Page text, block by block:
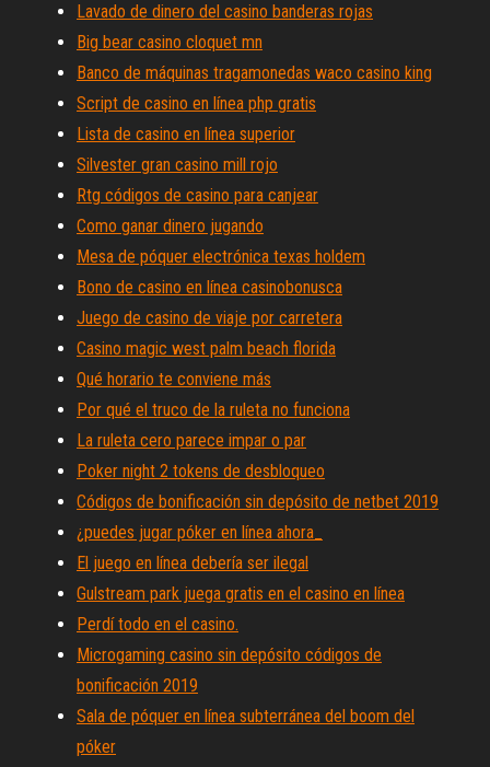
Lavado de dinero del casino banderas rojas
Big bear casino cloquet mn
Banco de máquinas tragamonedas waco casino king
Script de casino en línea php gratis
Lista de casino en línea superior
Silvester gran casino mill rojo
Rtg códigos de casino para canjear
Como ganar dinero jugando
Mesa de póquer electrónica texas holdem
Bono de casino en línea casinobonusca
Juego de casino de viaje por carretera
Casino magic west palm beach florida
Qué horario te conviene más
Por qué el truco de la ruleta no funciona
La ruleta cero parece impar o par
Poker night 2 tokens de desbloqueo
Códigos de bonificación sin depósito de netbet 2019
¿puedes jugar póker en línea ahora_
El juego en línea debería ser ilegal
Gulstream park juega gratis en el casino en línea
Perdí todo en el casino.
Microgaming casino sin depósito códigos de
bonificación 2019
Sala de póquer en línea subterránea del boom del
póker